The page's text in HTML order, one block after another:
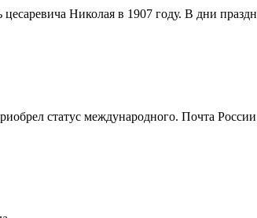
цесаревича Николая в 1907 году. В дни
статус международного. Почта